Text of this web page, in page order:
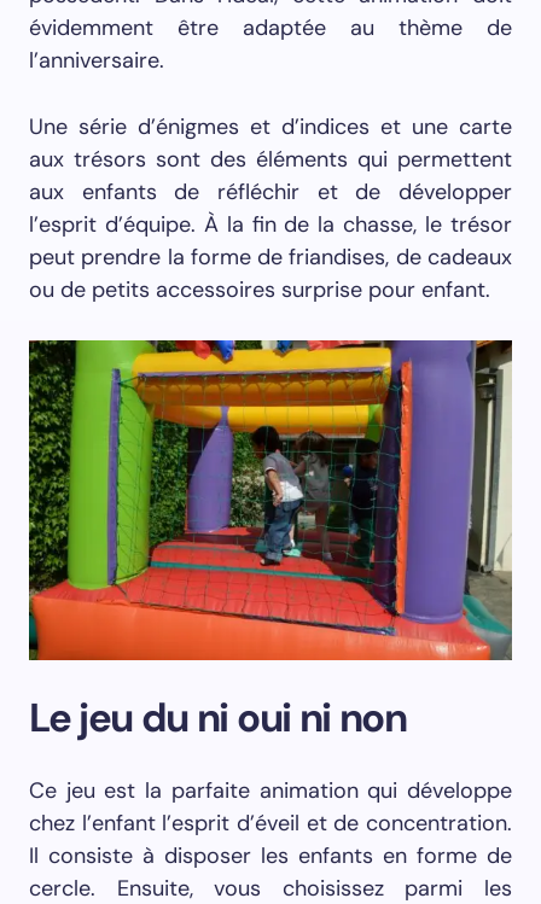
évidemment être adaptée au thème de
l’anniversaire.
Une série d’énigmes et d’indices et une carte
aux trésors sont des éléments qui permettent
aux enfants de réfléchir et de développer
l’esprit d’équipe. À la fin de la chasse, le trésor
peut prendre la forme de friandises, de cadeaux
ou de petits accessoires surprise pour enfant.
Le jeu du ni oui ni non
Ce jeu est la parfaite animation qui développe
chez l’enfant l’esprit d’éveil et de concentration.
Il consiste à disposer les enfants en forme de
cercle. Ensuite, vous choisissez parmi les